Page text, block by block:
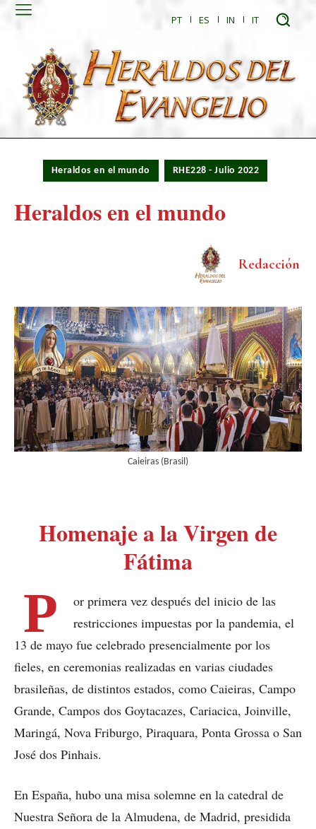
PT ES IN IT
Heraldos en el mundo RHE228 - Julio 2022
Heraldos en el mundo
Redacción
Caieiras (Brasil)
Homenaje a la Virgen de
Fátima
P
or primera vez después del inicio de las
restricciones impuestas por la pandemia, el
13 de mayo fue celebrado presencialmente por los
fieles, en ceremonias realizadas en varias ciudades
brasileñas, de distintos estados, como Caieiras, Campo
Grande, Campos dos Goytacazes, Cariacica, Joinville,
Maringá, Nova Friburgo, Piraquara, Ponta Grossa o San
José dos Pinhais.
En España, hubo una misa solemne en la catedral de
Nuestra Señora de la Almudena, de Madrid, presidida